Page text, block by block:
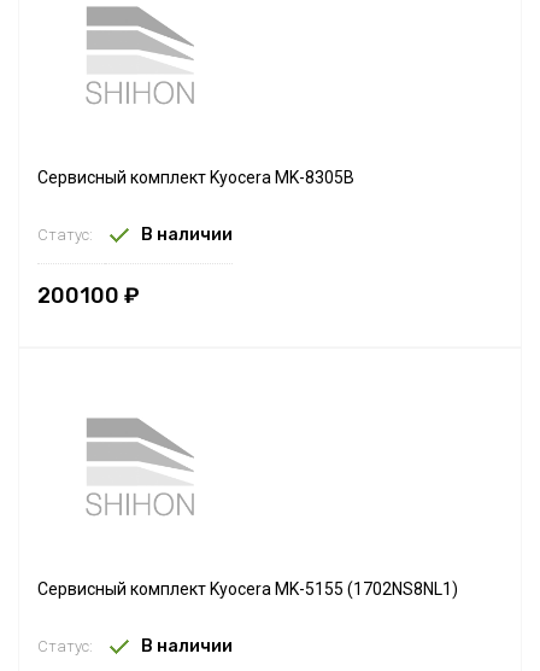
Сервисный комплект Kyocera MK-8305B
Статус: В наличии
200100 ₽
Сервисный комплект Kyocera MK-5155 (1702NS8NL1)
Статус: В наличии